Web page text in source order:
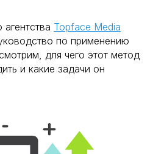
Topface Media
по применению
для чего этот метод
и какие задачи он